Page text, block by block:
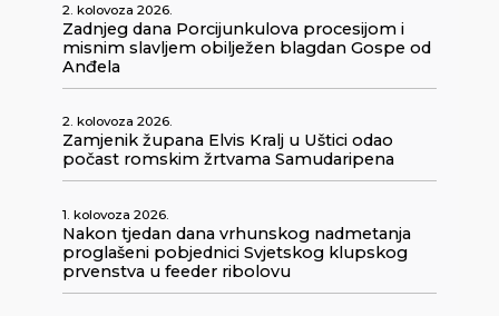
2. kolovoza 2026.
Zadnjeg dana Porcijunkulova procesijom i
misnim slavljem obilježen blagdan Gospe od
Anđela
2. kolovoza 2026.
Zamjenik župana Elvis Kralj u Uštici odao
počast romskim žrtvama Samudaripena
1. kolovoza 2026.
Nakon tjedan dana vrhunskog nadmetanja
proglašeni pobjednici Svjetskog klupskog
prvenstva u feeder ribolovu